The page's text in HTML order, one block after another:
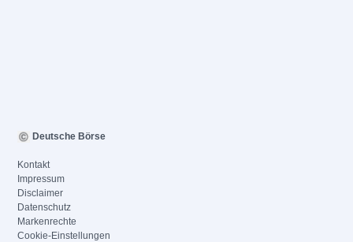
Deutsche Börse
Kontakt
Impressum
Disclaimer
Datenschutz
Markenrechte
Cookie-Einstellungen